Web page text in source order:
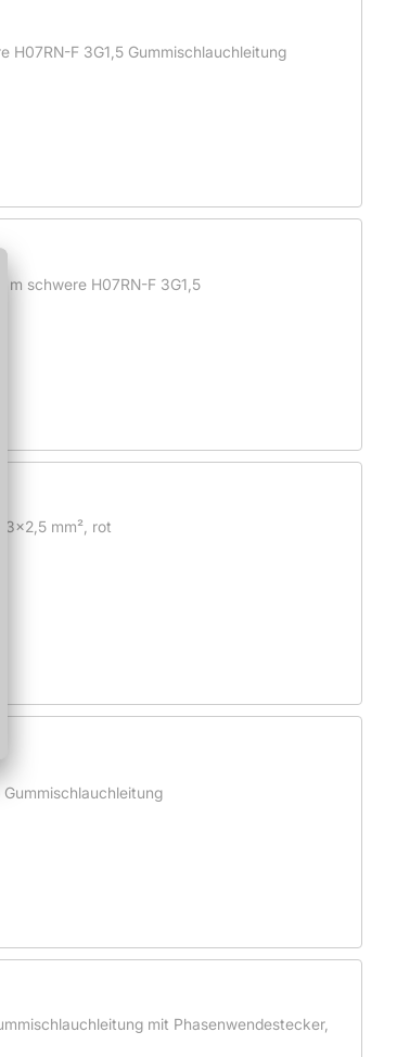
F 3G1,5 Gummischlauchleitung
m schwere H07RN-F 3G1,5
mm², rot
mit Phasenwendestecker,